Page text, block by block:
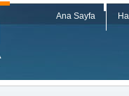
Ana Sayfa